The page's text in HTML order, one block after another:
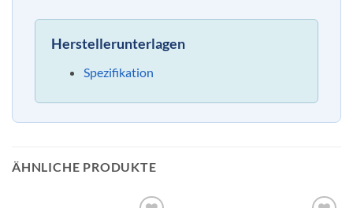
Herstellerunterlagen
Spezifikation
ÄHNLICHE PRODUKTE